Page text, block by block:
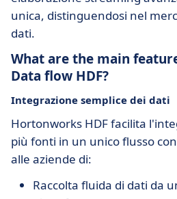
unica, distinguendosi nel
dati.
What are the main
Data flow HDF?
Integrazione semplice dei dati
Hortonworks HDF facilita
più fonti in un unico flusso
alle aziende di:
Raccolta fluida di dati da